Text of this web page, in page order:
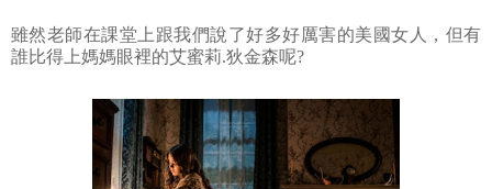
雖然老師在課堂上跟我們說了好多好厲害的美國女人，但有
誰比得上媽媽眼裡的艾蜜莉.狄金森呢?